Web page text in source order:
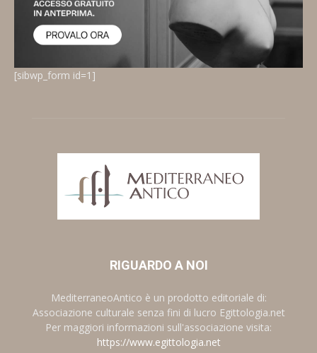
[sibwp_form id=1]
RIGUARDO A NOI
MediterraneoAntico è un prodotto editoriale di:
Associazione culturale senza fini di lucro Egittologia.net
Per maggiori informazioni sull'associazione visita:
https://www.egittologia.net